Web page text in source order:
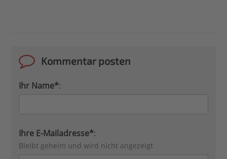
Kommentar posten
Ihr Name*:
Ihre E-Mailadresse*:
Bleibt geheim und wird nicht angezeigt